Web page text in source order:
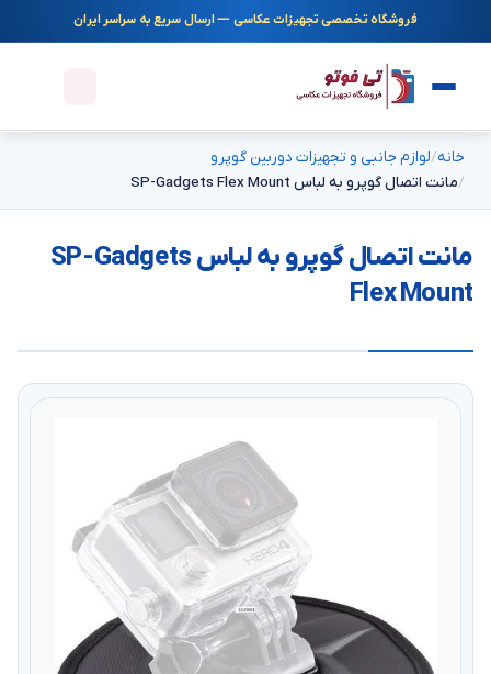
فروشگاه تخصصی تجهیزات عکاسی — ارسال سریع به سراسر ایران
خانه لوازم جانبی و تجهیزات دوربین گوپرو
مانت اتصال گوپرو به لباس SP-Gadgets Flex Mount
مانت اتصال گوپرو به لباس SP-Gadgets
Flex Mount